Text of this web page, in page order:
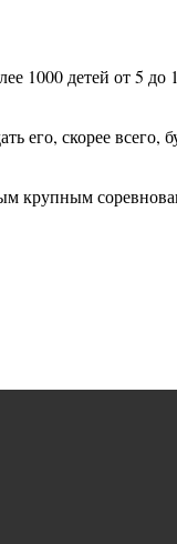
1000 детей от 5 до
его, скорее всего,
крупным